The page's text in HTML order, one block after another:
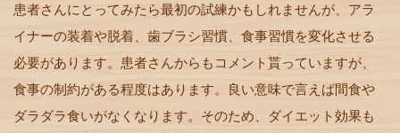
患者さんにとってみたら最初の試練かもしれませんが、アラ
イナーの装着や脱着、歯ブラシ習慣、食事習慣を変化させる
必要があります。患者さんからもコメント貰っていますが、
食事の制約がある程度はあります。良い意味で言えば間食や
ダラダラ食いがなくなります。そのため、ダイエット効果も